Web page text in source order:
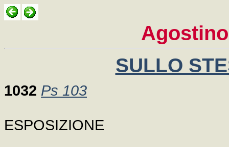
SULLO
1032 Ps 103
ESPOSIZIONE